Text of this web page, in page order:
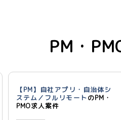
PM・
【PM】自社アプリ・自治体シ
ステム／フルリモートのPM・
PMO求人案件